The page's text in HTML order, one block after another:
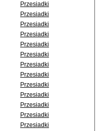
Przesiadki
Przesiadki
Przesiadki
Przesiadki
Przesiadki
Przesiadki
Przesiadki
Przesiadki
Przesiadki
Przesiadki
Przesiadki
Przesiadki
Przesiadki